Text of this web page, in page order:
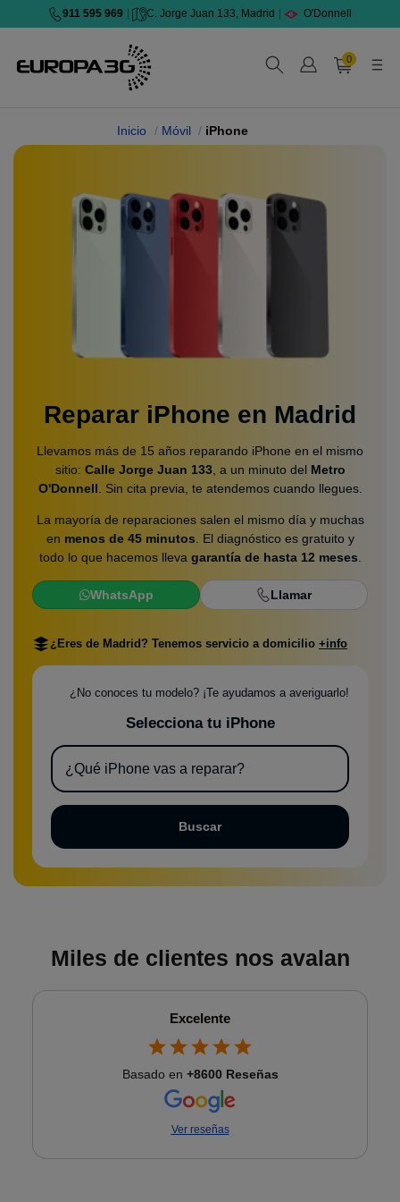
911 595 969 C. Jorge Juan 133, Madrid O'Donnell
0
Inicio Móvil iPhone
Reparar iPhone en Madrid
Llevamos más de 15 años reparando iPhone en el mismo
sitio: Calle Jorge Juan 133, a un minuto del Metro
O'Donnell. Sin cita previa, te atendemos cuando llegues.
La mayoría de reparaciones salen el mismo día y muchas
en menos de 45 minutos. El diagnóstico es gratuito y
todo lo que hacemos lleva garantía de hasta 12 meses.
WhatsApp Llamar
¿Eres de Madrid? Tenemos servicio a domicilio +info
¿No conoces tu modelo? ¡Te ayudamos a averiguarlo!
Selecciona tu iPhone
Buscar
Miles de clientes nos avalan
Excelente
Basado en +8600 Reseñas
Ver reseñas
★★★★★